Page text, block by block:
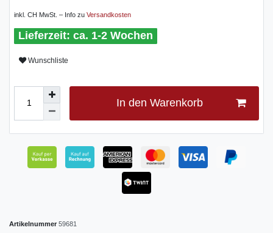
inkl. CH MwSt. – Info zu Versandkosten
ca. 1-2 Wochen
Wunschliste
In den Warenkorb
Artikelnummer 59681